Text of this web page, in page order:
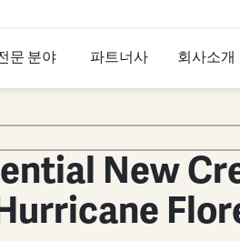
문 분야 파트너사 회사소개
New